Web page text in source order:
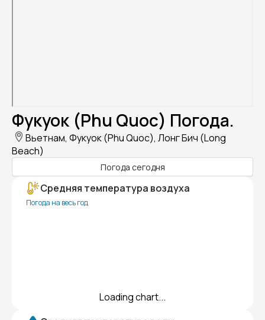
Фукуок (Phu Quoc) Погода.
Вьетнам, Фукуок (Phu Quoc), Лонг Бич (Long
Beach)
Погода сегодня
Средняя температура воздуха
Погода на весь год
Loading chart...